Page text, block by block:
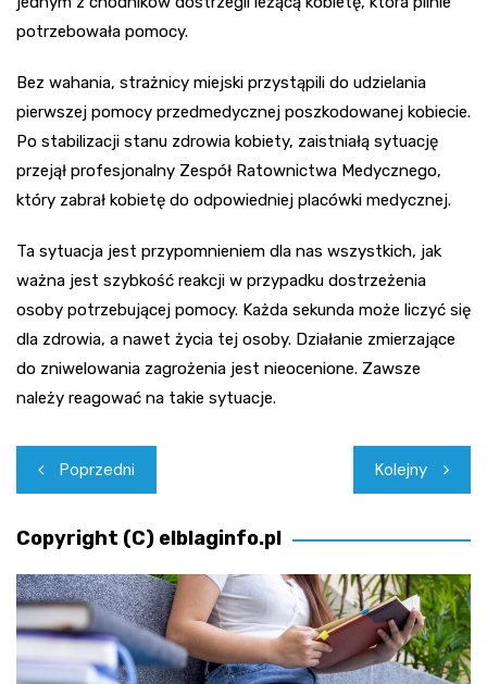
potrzebowała pomocy.
Bez wahania, strażnicy miejski przystąpili do udzielania
pierwszej pomocy przedmedycznej poszkodowanej kobiecie.
Po stabilizacji stanu zdrowia kobiety, zaistniałą sytuację
przejął profesjonalny Zespół Ratownictwa Medycznego,
który zabrał kobietę do odpowiedniej placówki medycznej.
Ta sytuacja jest przypomnieniem dla nas wszystkich, jak
ważna jest szybkość reakcji w przypadku dostrzeżenia
osoby potrzebującej pomocy. Każda sekunda może liczyć się
dla zdrowia, a nawet życia tej osoby. Działanie zmierzające
do zniwelowania zagrożenia jest nieocenione. Zawsze
należy reagować na takie sytuacje.
Nawigacja
wpisu
Poprzedni Kolejny
Copyright (C) elblaginfo.pl